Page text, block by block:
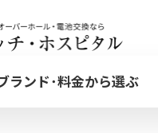
ランド･料金から選ぶ